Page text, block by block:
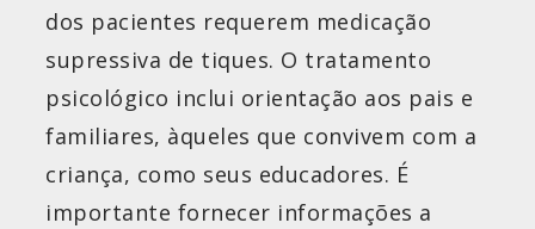
dos pacientes requerem medicação
supressiva de tiques. O tratamento
psicológico inclui orientação aos pais e
familiares, àqueles que convivem com a
criança, como seus educadores. É
importante fornecer informações a